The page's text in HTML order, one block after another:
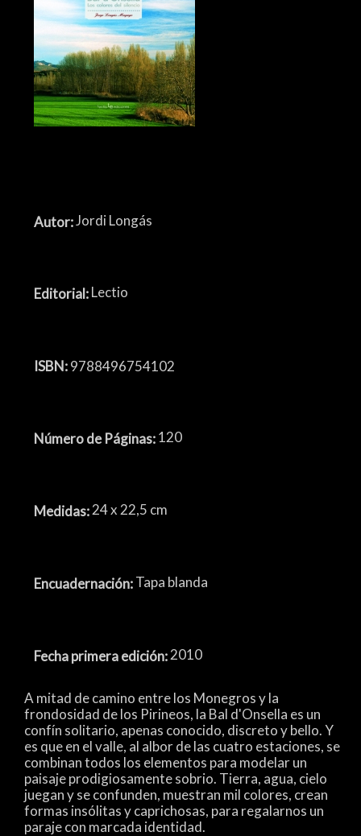
Autor:Jordi Longás
Editorial:Lectio
ISBN:9788496754102
Número de Páginas:120
Medidas:24 x 22,5 cm
Encuadernación:Tapa blanda
Fecha primera edición:2010
A mitad de camino entre los Monegros y la
frondosidad de los Pirineos, la Bal d'Onsella es un
confín solitario, apenas conocido, discreto y bello. Y
es que en el valle, al albor de las cuatro estaciones, se
combinan todos los elementos para modelar un
paisaje prodigiosamente sobrio. Tierra, agua, cielo
juegan y se confunden, muestran mil colores, crean
formas insólitas y caprichosas, para regalarnos un
paraje con marcada identidad.